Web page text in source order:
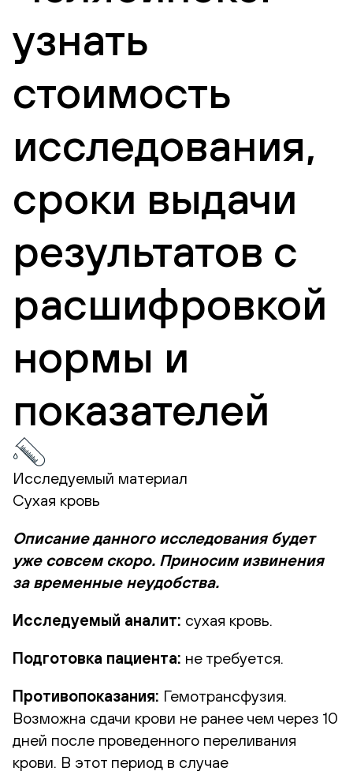
узнать
стоимость
исследования,
сроки выдачи
результатов с
расшифровкой
нормы и
показателей
Исследуемый материал
Сухая кровь
Описание данного исследования будет
уже совсем скоро. Приносим извинения
за временные неудобства.
Исследуемый аналит: сухая кровь.
Подготовка пациента: не требуется.
Противопоказания: Гемотрансфузия.
Возможна сдачи крови не ранее чем через 10
дней после проведенного переливания
крови. В этот период в случае